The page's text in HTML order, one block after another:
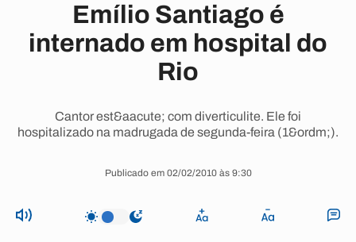
Emílio Santiago é
internado em hospital do
Rio
Cantor est&aacute; com diverticulite. Ele foi
hospitalizado na madrugada de segunda-feira (1&ordm;).
Publicado em 02/02/2010 às 9:30